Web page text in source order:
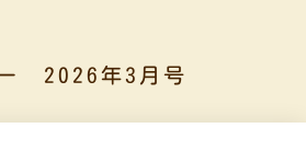
2026年3月号